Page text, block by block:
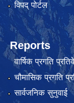
विपद् पोर्टल
Reports
वार्षिक प्रगति
चौमासिक प्रगति
सार्वजनिक सुनुवाई